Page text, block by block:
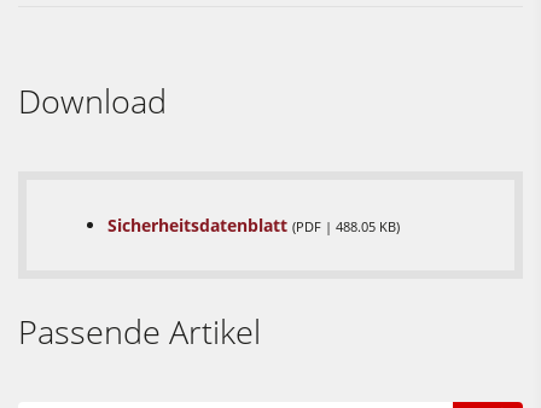
Download
Sicherheitsdatenblatt (PDF | 488.05 KB)
Passende Artikel